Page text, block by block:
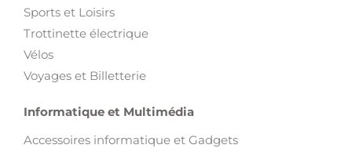
Sports et Loisirs
Trottinette électrique
Vélos
Voyages et Billetterie
Informatique et Multimédia
Accessoires informatique et Gadgets